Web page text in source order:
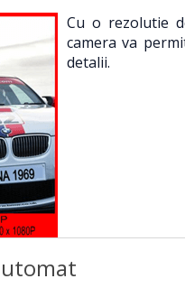
Cu o rezolutie
camera va
detalii.